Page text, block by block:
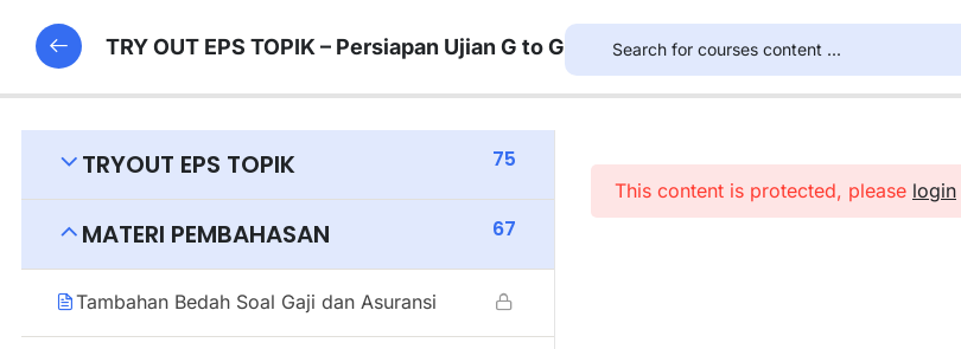
TRYOUT EPS TOPIK 75
MATERI PEMBAHASAN 67
Tambahan Bedah Soal Gaji dan Asuransi
TRY OUT EPS TOPIK – Persiapan Ujian G to G
This content is protected, please login